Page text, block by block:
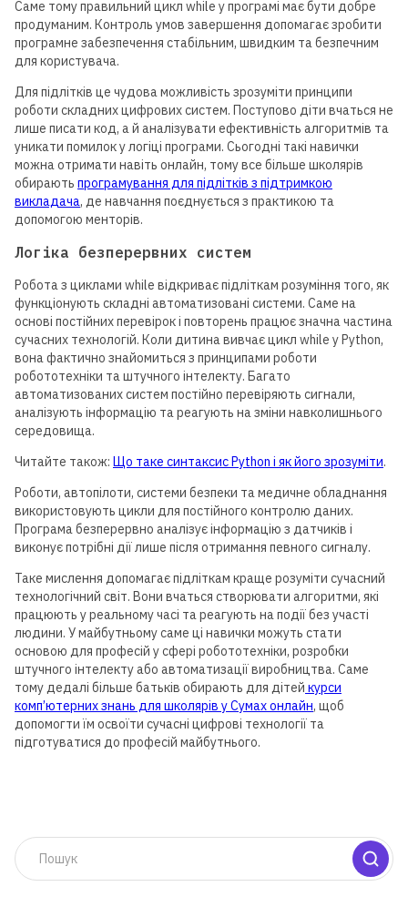
Саме тому правильний цикл while у програмі має бути добре
продуманим. Контроль умов завершення допомагає зробити
програмне забезпечення стабільним, швидким та безпечним
для користувача.
Для підлітків це чудова можливість зрозуміти принципи
роботи складних цифрових систем. Поступово діти вчаться не
лише писати код, а й аналізувати ефективність алгоритмів та
уникати помилок у логіці програми. Сьогодні такі навички
можна отримати навіть онлайн, тому все більше школярів
обирають програмування для підлітків з підтримкою
викладача, де навчання поєднується з практикою та
допомогою менторів.
Логіка безперервних систем
Робота з циклами while відкриває підліткам розуміння того, як
функціонують складні автоматизовані системи. Саме на
основі постійних перевірок і повторень працює значна частина
сучасних технологій. Коли дитина вивчає цикл while у Python,
вона фактично знайомиться з принципами роботи
робототехніки та штучного інтелекту. Багато
автоматизованих систем постійно перевіряють сигнали,
аналізують інформацію та реагують на зміни навколишнього
середовища.
Читайте також: Що таке синтаксис Python і як його зрозуміти.
Роботи, автопілоти, системи безпеки та медичне обладнання
використовують цикли для постійного контролю даних.
Програма безперервно аналізує інформацію з датчиків і
виконує потрібні дії лише після отримання певного сигналу.
Таке мислення допомагає підліткам краще розуміти сучасний
технологічний світ. Вони вчаться створювати алгоритми, які
працюють у реальному часі та реагують на події без участі
людини. У майбутньому саме ці навички можуть стати
основою для професій у сфері робототехніки, розробки
штучного інтелекту або автоматизації виробництва. Саме
тому дедалі більше батьків обирають для дітей курси
комп’ютерних знань для школярів у Сумах онлайн, щоб
допомогти їм освоїти сучасні цифрові технології та
підготуватися до професій майбутнього.
Для дітей від 8 до 13 років
ЛІТНЯ МАЙСТЕРНЯ GOITEENS
ЗАМІСТЬ ЛІТА В ТЕЛЕФОНІ